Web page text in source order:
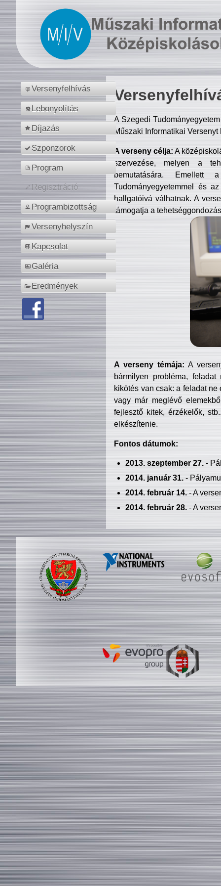
Versenyfelhívás
Lebonyolítás
Díjazás
Szponzorok
Program
Regisztráció
Programbizottság
Versenyhelyszín
Kapcsolat
Galéria
Eredmények
A Szegedi
Műszaki Informatikai
A verseny célja: A
szervezése, melyen a
bemutatására. Emellett
Tudományegyetemmel és
hallgatóivá válhatnak. A
támogatja a
A verseny témája: A
bármilyen probléma, feladat
kikötés van csak: a feladat
vagy már meglévő
fejlesztő kitek, érzékelők,
elkészítenie.
Fontos dátumok:
2013. szeptember 27.-
2014. január 31.-
2014. február 14.- A
2014. február 28.- A